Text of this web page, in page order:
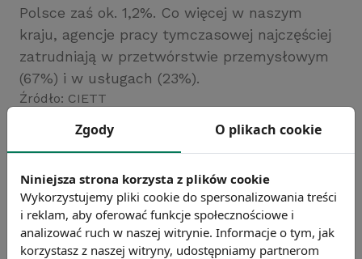
Polsce zaś ok. 1,2%. Co więcej w naszym
kraju, agencje pracy tymczasowej najczęściej
zatrudniają w przetwórstwie przemysłowym
(67%) i w usługach (23%).
Źródło: CIETT
Chcesz wiedzieć więcej?
Zgody O plikach cookie
Niniejsza strona korzysta z plików cookie
Wykorzystujemy pliki cookie do spersonalizowania treści
i reklam, aby oferować funkcje społecznościowe i
analizować ruch w naszej witrynie. Informacje o tym, jak
korzystasz z naszej witryny, udostępniamy partnerom